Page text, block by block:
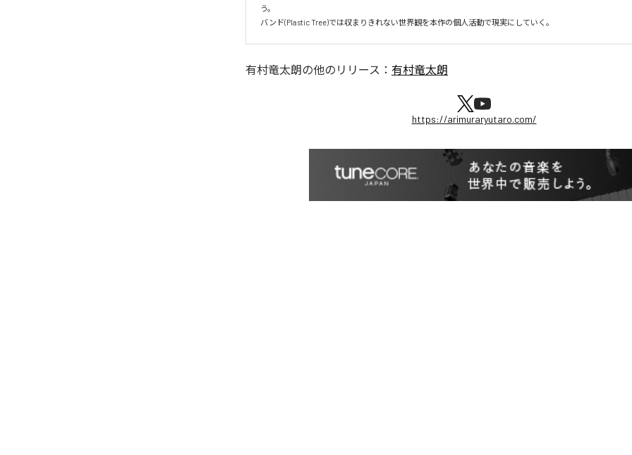
う。
バンド(Plastic Tree)では収まりきれない世界観を本作の個人活動で現実にしていく。
有村竜太朗の他のリリース： 有村竜太朗
https://arimuraryutaro.com/